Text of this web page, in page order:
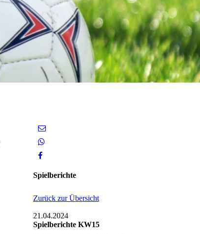
Spielberichte
Zurück zur Übersicht
21.04.2024
Spielberichte KW15